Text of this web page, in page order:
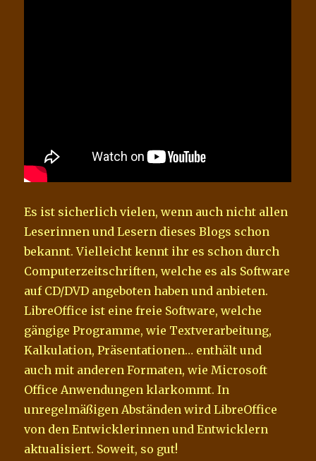
Es ist sicherlich vielen, wenn auch nicht allen
Leserinnen und Lesern dieses Blogs schon
bekannt. Vielleicht kennt ihr es schon durch
Computerzeitschriften, welche es als Software
auf CD/DVD angeboten haben und anbieten.
LibreOffice ist eine freie Software, welche
gängige Programme, wie Textverarbeitung,
Kalkulation, Präsentationen… enthält und
auch mit anderen Formaten, wie Microsoft
Office Anwendungen klarkommt. In
unregelmäßigen Abständen wird LibreOffice
von den Entwicklerinnen und Entwicklern
aktualisiert. Soweit, so gut!